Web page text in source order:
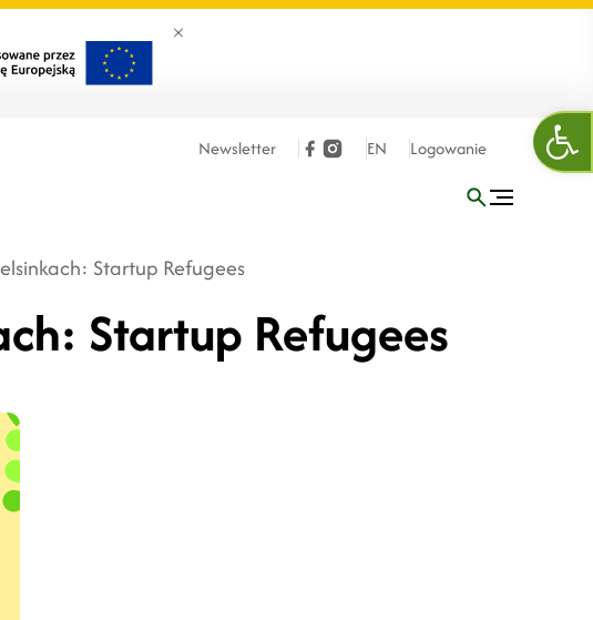
Zamknij banner
Newsletter EN Logowanie
Startup Refugees
Startup Refugees